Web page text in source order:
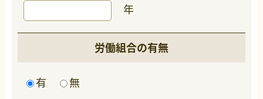
年
労働組合の有無
有 無